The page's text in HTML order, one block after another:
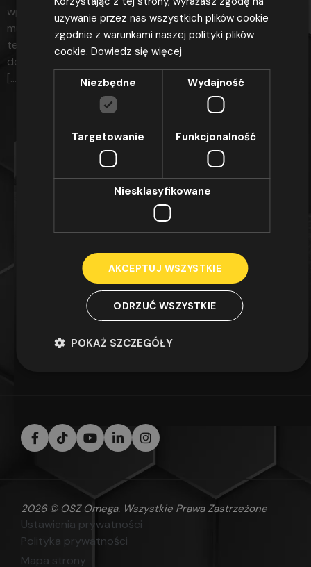
wpływ na środowisko. Decydując się na pompę ciepła
musimy pamiętać, że na rynku dostępne są dwa rodzaje
tego urządzenia – powietrzne i gruntowe. W tym artykule
dowiecie się, który rodzaj pomp jest najczęściej wybierany
[…]
MASZ PYTANIA?
SKONTAKTUJ SIĘ
41-800 Zabrze
32 740 99 00
oszomega@oszomega.pl
WIĘCEJ
2026 © OSZ Omega. Wszystkie Prawa Zastrzeżone
Ustawienia prywatności
Polityka prywatności
Mapa strony
używanie przez nas wszystkich plików cookie
zgodnie z warunkami naszej polityki plików
cookie.Dowiedz się więcej
Niezbędne Wydajność
Targetowanie Funkcjonalność
Niesklasyfikowane
AKCEPTUJ WSZYSTKIE
ODRZUĆ WSZYSTKIE
POKAŻ SZCZEGÓŁY
udzielenia odpowiedzi na złożone zapytanie.
Żądanie usunięcia danych proszę kierować na
adres oszomega@oszomega.pl